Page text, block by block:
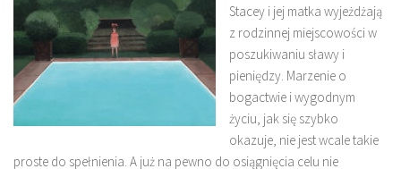
Stacey i jej matka wyjeżdżają
z rodzinnej miejscowości w
poszukiwaniu sławy i
pieniędzy. Marzenie o
bogactwie i wygodnym
życiu, jak się szybko
okazuje, nie jest wcale takie
proste do spełnienia. A już na pewno do osiągnięcia celu nie